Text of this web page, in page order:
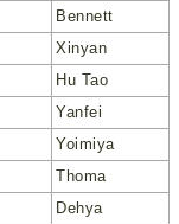
Bennett
Xinyan
Hu Tao
Yanfei
Yoimiya
Thoma
Dehya